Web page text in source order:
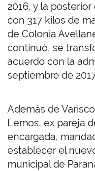
2016, y la
con 317 kilos de
de Colonia
continuó, se
acuerdo con la
septiembre de
Además de
Lemos, ex pareja
encargada,
establecer el
municipal de